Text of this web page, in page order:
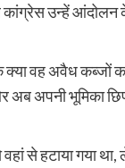
उन्हें आंदोलन
क्या वह अवैध कब्जों
अब अपनी भूमिका
से हटाया गया